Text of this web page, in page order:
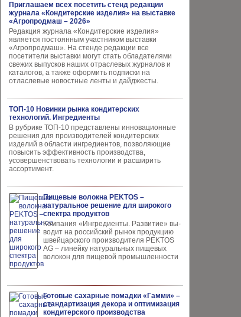
Приглашаем всех посетить стенд редакции
журнала «Кондитерские изделия» на выставке
«Агропродмаш – 2026»
Редакция журнала «Кондитерские изделия»
является постоянным участником выставки
«Агропродмаш». На стенде редакции все
посетители выставки могут стать обладателями
свежих выпусков наших отраслевых журналов и
каталогов, а также оформить подписки на
отласлевые новостные ленты и дайджесты.
ТОП-10 Новинки рынка кондитерских
технологий. Ингредиенты
В рубрике ТОП-10 представлены инновационные
решения для производителей кондитерских
изделий в области ингредиентов, позволяющие
повысить эффективность производства,
усовершенствовать технологии и расширить
ассортимент.
Пищевые волокна PEKTOS –
натуральное решение для широкого
спектра продуктов
Компания «Ингредиенты. Развитие» вы­
водит на российский рынок продукцию
швей­царского производителя PEKTOS
AG – ли­нейку натуральных пищевых
волокон для пи­щевой промышленности
Готовые сахарные помадки «Гамми» –
стандартизация декора и оптимизация
кондитерского производства